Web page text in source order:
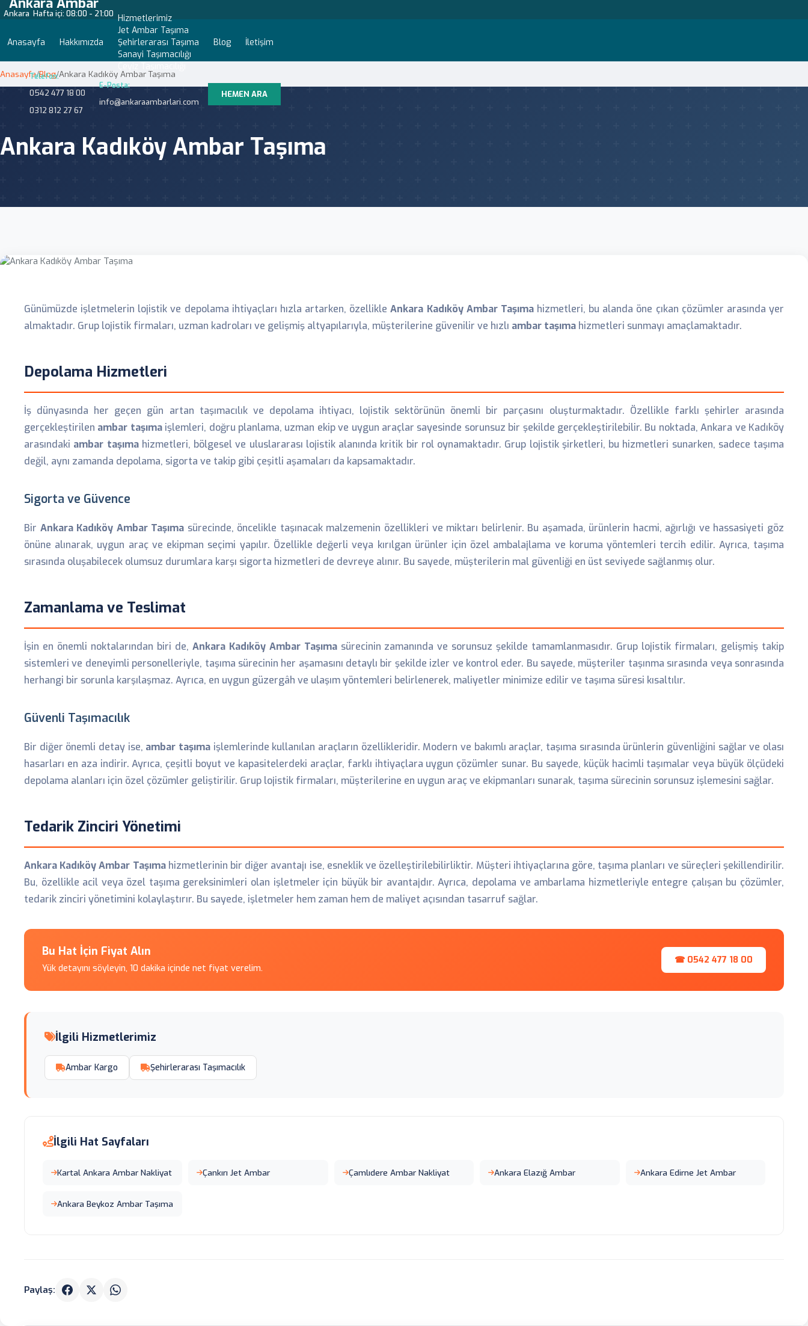
Ankara Hafta içi: 08:00 - 21:00
Anasayfa Hakkımızda
Hizmetlerimiz
Jet Ambar Taşıma
Şehirlerarası Taşıma
Sanayi Taşımacılığı
Blog İletişim
Telefon:
0542 477 18 00
0312 812 27 67
E-Posta:
info@ankaraambarlari.com
HEMEN ARA
Anasayfa/Blog/Ankara Kadıköy Ambar Taşıma
Ankara Kadıköy Ambar Taşıma
Günümüzde işletmelerin lojistik ve depolama ihtiyaçları hızla artarken, özellikleAnkara Kadıköy Ambar Taşımahizmetleri, bu alanda öne çıkan çözümler arasında yer
almaktadır. Grup lojistik firmaları, uzman kadroları ve gelişmiş altyapılarıyla, müşterilerine güvenilir ve hızlı ambar taşıma hizmetleri sunmayı amaçlamaktadır.
Depolama Hizmetleri
İş dünyasında her geçen gün artan taşımacılık ve depolama ihtiyacı, lojistik sektörünün önemli bir parçasını oluşturmaktadır. Özellikle farklı şehirler arasında
gerçekleştirilen ambar taşımaişlemleri, doğru planlama, uzman ekip ve uygun araçlar sayesinde sorunsuz bir şekilde gerçekleştirilebilir. Bu noktada, Ankara ve Kadıköy
arasındaki ambar taşımahizmetleri, bölgesel ve uluslararası lojistik alanında kritik bir rol oynamaktadır. Grup lojistik şirketleri, bu hizmetleri sunarken, sadece taşıma
değil, aynı zamanda depolama, sigorta ve takip gibi çeşitli aşamaları da kapsamaktadır.
Sigorta ve Güvence
Bir Ankara Kadıköy Ambar Taşıma sürecinde, öncelikle taşınacak malzemenin özellikleri ve miktarı belirlenir. Bu aşamada, ürünlerin hacmi, ağırlığı ve hassasiyeti göz
önüne alınarak, uygun araç ve ekipman seçimi yapılır. Özellikle değerli veya kırılgan ürünler için özel ambalajlama ve koruma yöntemleri tercih edilir. Ayrıca, taşıma
sırasında oluşabilecek olumsuz durumlara karşı sigorta hizmetleri de devreye alınır. Bu sayede, müşterilerin mal güvenliği en üst seviyede sağlanmış olur.
Zamanlama ve Teslimat
İşin en önemli noktalarından biri de, Ankara Kadıköy Ambar Taşımasürecinin zamanında ve sorunsuz şekilde tamamlanmasıdır. Grup lojistik firmaları, gelişmiş takip
sistemleri ve deneyimli personelleriyle, taşıma sürecinin her aşamasını detaylı bir şekilde izler ve kontrol eder. Bu sayede, müşteriler taşınma sırasında veya sonrasında
herhangi bir sorunla karşılaşmaz. Ayrıca, en uygun güzergâh ve ulaşım yöntemleri belirlenerek, maliyetler minimize edilir ve taşıma süresi kısaltılır.
Güvenli Taşımacılık
Bir diğer önemli detay ise, ambar taşıma işlemlerinde kullanılan araçların özellikleridir. Modern ve bakımlı araçlar, taşıma sırasında ürünlerin güvenliğini sağlar ve olası
hasarları en aza indirir. Ayrıca, çeşitli boyut ve kapasitelerdeki araçlar, farklı ihtiyaçlara uygun çözümler sunar. Bu sayede, küçük hacimli taşımalar veya büyük ölçüdeki
depolama alanları için özel çözümler geliştirilir. Grup lojistik firmaları, müşterilerine en uygun araç ve ekipmanları sunarak, taşıma sürecinin sorunsuz işlemesini sağlar.
Tedarik Zinciri Yönetimi
Ankara Kadıköy Ambar Taşımahizmetlerinin bir diğer avantajı ise, esneklik ve özelleştirilebilirliktir. Müşteri ihtiyaçlarına göre, taşıma planları ve süreçleri şekillendirilir.
Bu, özellikle acil veya özel taşıma gereksinimleri olan işletmeler için büyük bir avantajdır. Ayrıca, depolama ve ambarlama hizmetleriyle entegre çalışan bu çözümler,
tedarik zinciri yönetimini kolaylaştırır. Bu sayede, işletmeler hem zaman hem de maliyet açısından tasarruf sağlar.
Bu Hat İçin Fiyat Alın
Yük detayını söyleyin, 10 dakika içinde net fiyat verelim.
☎ 0542 477 18 00
İlgili Hizmetlerimiz
Ambar Kargo Şehirlerarası Taşımacılık
İlgili Hat Sayfaları
Kartal Ankara Ambar Nakliyat Çankırı Jet Ambar Çamlıdere Ambar Nakliyat Ankara Elazığ Ambar Ankara Edirne Jet Ambar
Ankara Beykoz Ambar Taşıma
Paylaş: